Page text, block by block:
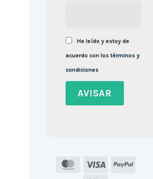
He leído y estoy de
acuerdo con lostérminos y
condiciones
MasterCard
Visa
PayPal